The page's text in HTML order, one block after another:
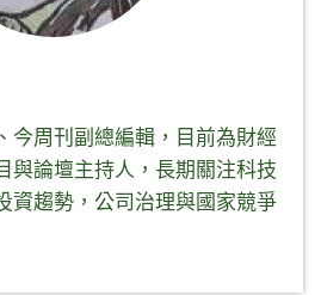
今周刊副總編輯，目前為財經
與論壇主持人，長期關注科技
資趨勢，公司治理與國家競爭